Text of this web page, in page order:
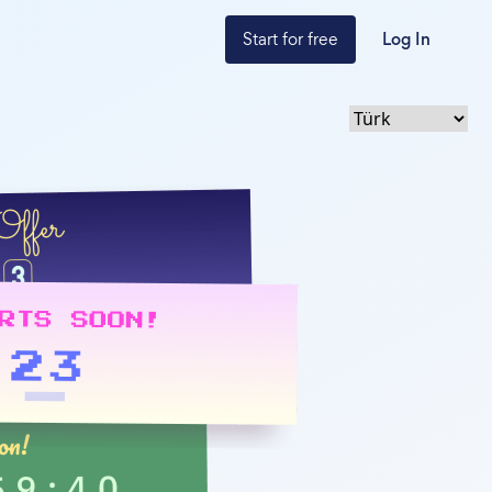
Start for free Log In